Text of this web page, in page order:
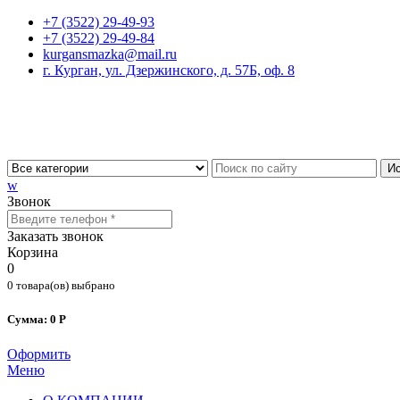
+7 (3522) 29-49-93
+7 (3522) 29-49-84
kurgansmazka@mail.ru
г. Курган, ул. Дзержинского, д. 57Б, оф. 8
w
Звонок
Заказать звонок
Корзина
0
0 товара(ов) выбрано
Сумма: 0 Р
Оформить
Меню